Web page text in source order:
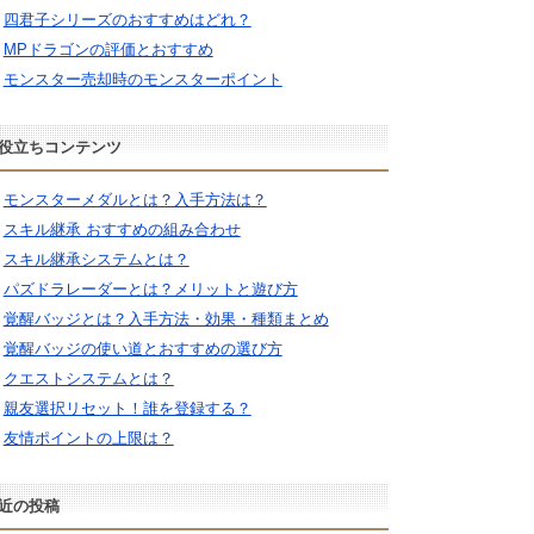
四君子シリーズのおすすめはどれ？
MPドラゴンの評価とおすすめ
モンスター売却時のモンスターポイント
立ちコンテンツ
モンスターメダルとは？入手方法は？
スキル継承 おすすめの組み合わせ
スキル継承システムとは？
パズドラレーダーとは？メリットと遊び方
覚醒バッジとは？入手方法・効果・種類まとめ
覚醒バッジの使い道とおすすめの選び方
クエストシステムとは？
親友選択リセット！誰を登録する？
友情ポイントの上限は？
の投稿